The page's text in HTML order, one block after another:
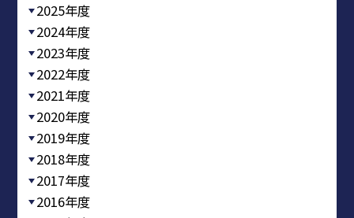
2025年度
2024年度
2023年度
2022年度
2021年度
2020年度
2019年度
2018年度
2017年度
2016年度